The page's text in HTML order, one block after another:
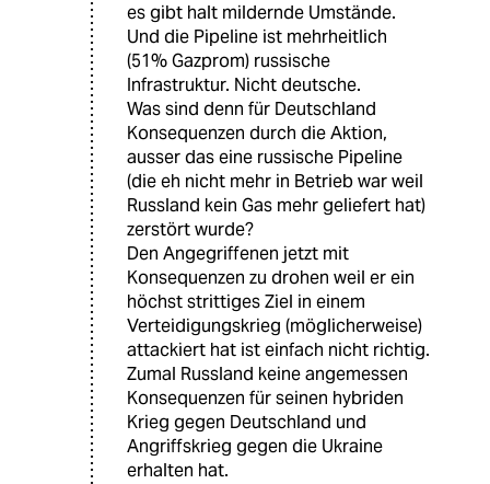
es gibt halt mildernde Umstände.
Und die Pipeline ist mehrheitlich
(51% Gazprom) russische
Infrastruktur. Nicht deutsche.
Was sind denn für Deutschland
Konsequenzen durch die Aktion,
ausser das eine russische Pipeline
(die eh nicht mehr in Betrieb war weil
Russland kein Gas mehr geliefert hat)
zerstört wurde?
Den Angegriffenen jetzt mit
Konsequenzen zu drohen weil er ein
höchst strittiges Ziel in einem
Verteidigungskrieg (möglicherweise)
attackiert hat ist einfach nicht richtig.
Zumal Russland keine angemessen
Konsequenzen für seinen hybriden
Krieg gegen Deutschland und
Angriffskrieg gegen die Ukraine
erhalten hat.